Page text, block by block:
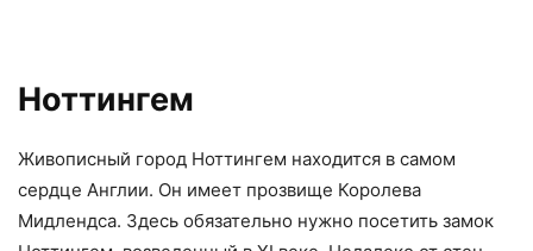
Ноттингем
Живописный город Ноттингем находится в самом
сердце Англии. Он имеет прозвище Королева
Мидлендса. Здесь обязательно нужно посетить замок